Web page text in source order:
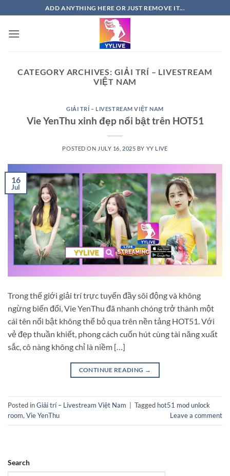
to
content
ADD ANYTHING HERE OR JUST REMOVE IT...
CATEGORY ARCHIVES: GIẢI TRÍ – LIVESTREAM
VIỆT NAM
GIẢI TRÍ – LIVESTREAM VIỆT NAM
Vie YenThu xinh đẹp nổi bật trên HOT51
POSTED ON JULY 16, 2025 BY YY LIVE
16
Jul
Trong thế giới giải trí trực tuyến đầy sôi động và không
ngừng biến đổi, Vie YenThu đã nhanh chóng trở thành một
cái tên nổi bật không thể bỏ qua trên nền tảng HOT51. Với
vẻ đẹp thuần khiết, phong cách cuốn hút cùng tài năng xuất
sắc, cô nàng không chỉ là niềm […]
CONTINUE READING →
Posted inGiải trí – Livestream Việt Nam Tagged hot51 mod unlock
room,Vie YenThu Leave a comment
Search